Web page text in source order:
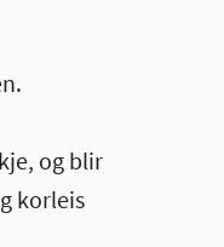
og blir
korleis